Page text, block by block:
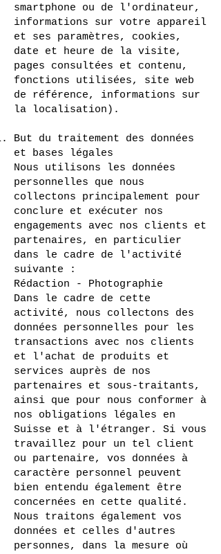
smartphone ou de l'ordinateur,
informations sur votre appareil
et ses paramètres, cookies,
date et heure de la visite,
pages consultées et contenu,
fonctions utilisées, site web
de référence, informations sur
la localisation).
But du traitement des données
et bases légales
Nous utilisons les données
personnelles que nous
collectons principalement pour
conclure et exécuter nos
engagements avec nos clients et
partenaires, en particulier
dans le cadre de l'activité
suivante :
Rédaction - Photographie
Dans le cadre de cette
activité, nous collectons des
données personnelles pour les
transactions avec nos clients
et l'achat de produits et
services auprès de nos
partenaires et sous-traitants,
ainsi que pour nous conformer à
nos obligations légales en
Suisse et à l'étranger. Si vous
travaillez pour un tel client
ou partenaire, vos données à
caractère personnel peuvent
bien entendu également être
concernées en cette qualité.
Nous traitons également vos
données et celles d'autres
personnes, dans la mesure où